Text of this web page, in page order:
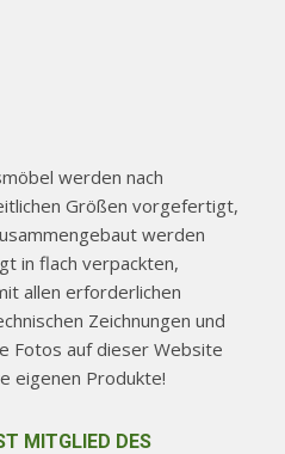
werden nach
Größen vorgefertigt,
werden
in flach verpackten,
allen erforderlichen
Zeichnungen und
Fotos auf dieser Website
eigenen Produkte!
MITGLIED DES